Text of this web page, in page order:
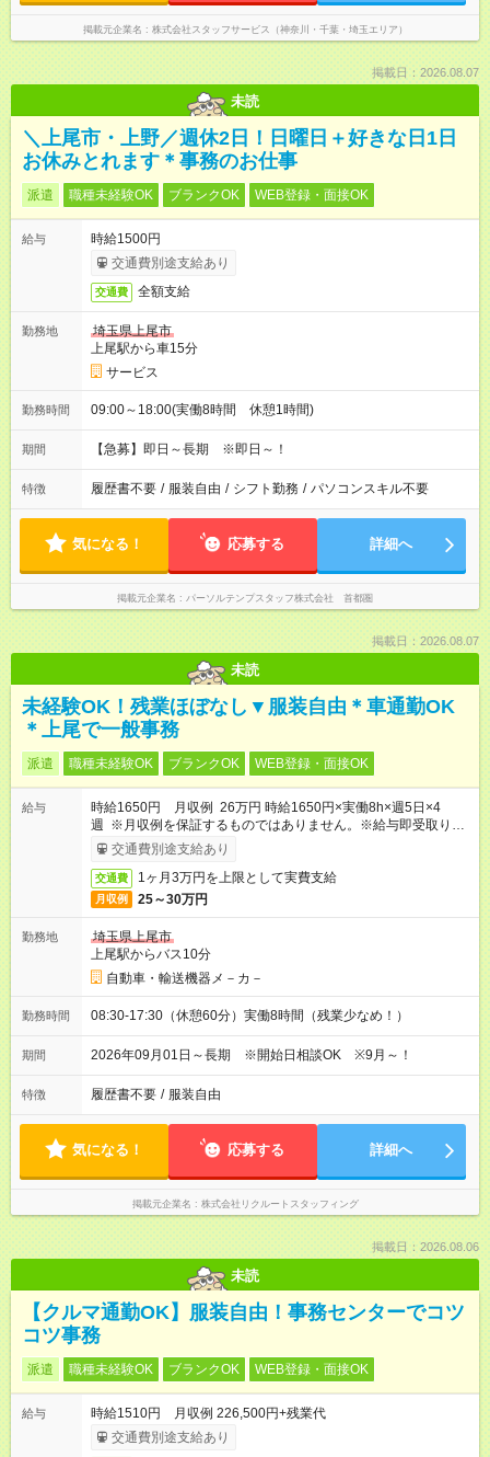
掲載元企業名 株式会社スタッフサービス（神奈川・千葉・埼玉エリア）
掲載日：2026.08.07
未読
＼上尾市・上野／週休2日！日曜日＋好きな日1日
お休みとれます＊事務のお仕事
派遣 職種未経験OK ブランクOK WEB登録・面接OK
給与
時給1500円
交通費別途支給あり
交通費 全額支給
勤務地
埼玉県上尾市
上尾駅から車15分
サービス
勤務時間 09:00～18:00(実働8時間 休憩1時間)
期間 【急募】即日～長期 ※即日～！
特徴 履歴書不要 / 服装自由 / シフト勤務 / パソコンスキル不要
気になる！ 応募する 詳細へ
掲載元企業名 パーソルテンプスタッフ株式会社 首都圏
掲載日：2026.08.07
未読
未経験OK！残業ほぼなし▼服装自由＊車通勤OK
＊上尾で一般事務
派遣 職種未経験OK ブランクOK WEB登録・面接OK
給与
時給1650円 月収例 26万円 時給1650円×実働8h×週5日×4
週 ※月収例を保証するものではありません。※給与即受取りサ
ービス利用可（利用条件有）
交通費別途支給あり
交通費 1ヶ月3万円を上限として実費支給
月収例 25～30万円
勤務地
埼玉県上尾市
上尾駅からバス10分
自動車・輸送機器メ－カ－
勤務時間 08:30-17:30（休憩60分）実働8時間（残業少なめ！）
期間 2026年09月01日～長期 ※開始日相談OK ※9月～！
特徴 履歴書不要 / 服装自由
気になる！ 応募する 詳細へ
掲載元企業名 株式会社リクルートスタッフィング
掲載日：2026.08.06
未読
【クルマ通勤OK】服装自由！事務センターでコツ
コツ事務
派遣 職種未経験OK ブランクOK WEB登録・面接OK
給与
時給1510円 月収例 226,500円+残業代
交通費別途支給あり